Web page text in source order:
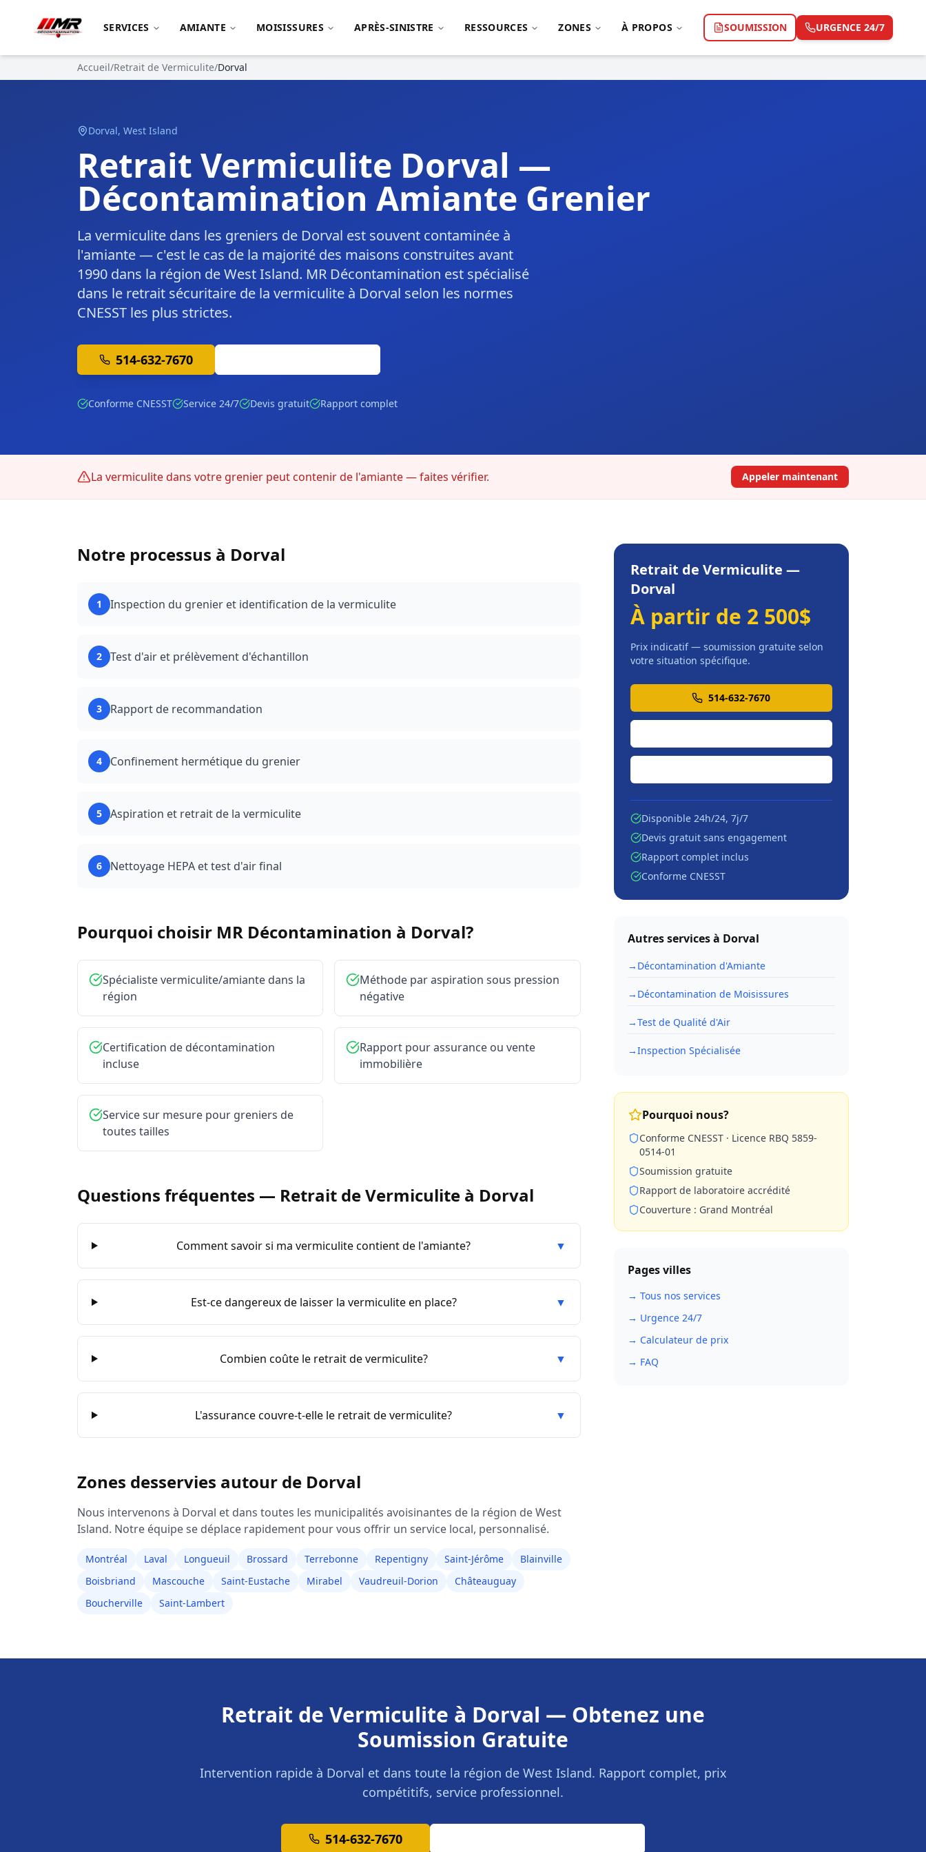
SERVICES AMIANTE MOISISSURES APRÈS-SINISTRE RESSOURCES ZONES À PROPOS SOUMISSION URGENCE 24/7
Accueil/Retrait de Vermiculite/Dorval
Dorval, West Island
Retrait Vermiculite Dorval —
Décontamination Amiante Grenier
La vermiculite dans les greniers de Dorval est souvent contaminée à
l'amiante — c'est le cas de la majorité des maisons construites avant
1990 dans la région de West Island. MR Décontamination est spécialisé
dans le retrait sécuritaire de la vermiculite à Dorval selon les normes
CNESST les plus strictes.
514-632-7670
Conforme CNESST Service 24/7 Devis gratuit Rapport complet
La vermiculite dans votre grenier peut contenir de l'amiante — faites vérifier. Appeler maintenant
Notre processus à Dorval
1 Inspection du grenier et identification de la vermiculite
2 Test d'air et prélèvement d'échantillon
3 Rapport de recommandation
4 Confinement hermétique du grenier
5 Aspiration et retrait de la vermiculite
6 Nettoyage HEPA et test d'air final
Pourquoi choisir MR Décontamination à Dorval?
Spécialiste vermiculite/amiante dans la
région
Méthode par aspiration sous pression
négative
Certification de décontamination
incluse
Rapport pour assurance ou vente
immobilière
Service sur mesure pour greniers de
toutes tailles
Questions fréquentes — Retrait de Vermiculite à Dorval
Comment savoir si ma vermiculite contient de l'amiante? ▼
Est-ce dangereux de laisser la vermiculite en place? ▼
Combien coûte le retrait de vermiculite? ▼
L'assurance couvre-t-elle le retrait de vermiculite? ▼
Zones desservies autour de Dorval
Nous intervenons à Dorval et dans toutes les municipalités avoisinantes de la région deWest
Island. Notre équipe se déplace rapidement pour vous offrir un service local, personnalisé.
Montréal Laval Longueuil Brossard Terrebonne Repentigny Saint-Jérôme
Blainville
Boisbriand
Mascouche Saint-Eustache Mirabel Vaudreuil-Dorion
Châteauguay
Boucherville
Saint-Lambert
Retrait de Vermiculite —
Dorval
À partir de 2 500$
Prix indicatif — soumission gratuite selon
votre situation spécifique.
514-632-7670
Disponible 24h/24, 7j/7
Devis gratuit sans engagement
Rapport complet inclus
Conforme CNESST
Autres services à Dorval
→ Décontamination d'Amiante
→ Décontamination de Moisissures
→Test de Qualité d'Air
→Inspection Spécialisée
Pourquoi nous?
Conforme CNESST · Licence RBQ 5859-
0514-01
Soumission gratuite
Rapport de laboratoire accrédité
Couverture : Grand Montréal
Pages villes
→ Tous nos services
→ Urgence 24/7
→ Calculateur de prix
→ FAQ
Retrait de Vermiculite à Dorval — Obtenez une
Soumission Gratuite
Intervention rapide à Dorval et dans toute la région de West Island. Rapport complet, prix
compétitifs, service professionnel.
514-632-7670